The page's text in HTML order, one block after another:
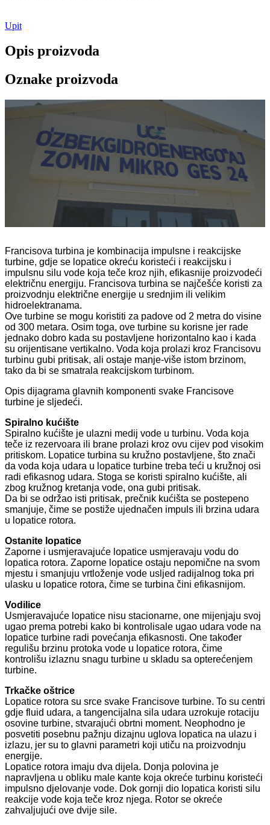
Upit
Opis proizvoda
Oznake proizvoda
Francisova turbina je kombinacija impulsne i reakcijske
turbine, gdje se lopatice okreću koristeći i reakcijsku i
impulsnu silu vode koja teče kroz njih, efikasnije proizvodeći
električnu energiju. Francisova turbina se najčešće koristi za
proizvodnju električne energije u srednjim ili velikim
hidroelektranama.
Ove turbine se mogu koristiti za padove od 2 metra do visine
od 300 metara. Osim toga, ove turbine su korisne jer rade
jednako dobro kada su postavljene horizontalno kao i kada
su orijentisane vertikalno. Voda koja prolazi kroz Francisovu
turbinu gubi pritisak, ali ostaje manje-više istom brzinom,
tako da bi se smatrala reakcijskom turbinom.
Opis dijagrama glavnih komponenti svake Francisove
turbine je sljedeći.
Spiralno kućište
Spiralno kućište je ulazni medij vode u turbinu. Voda koja
teče iz rezervoara ili brane prolazi kroz ovu cijev pod visokim
pritiskom. Lopatice turbina su kružno postavljene, što znači
da voda koja udara u lopatice turbine treba teći u kružnoj osi
radi efikasnog udara. Stoga se koristi spiralno kućište, ali
zbog kružnog kretanja vode, ona gubi pritisak.
Da bi se održao isti pritisak, prečnik kućišta se postepeno
smanjuje, čime se postiže ujednačen impuls ili brzina udara
u lopatice rotora.
Ostanite lopatice
Zaporne i usmjeravajuće lopatice usmjeravaju vodu do
lopatica rotora. Zaporne lopatice ostaju nepomične na svom
mjestu i smanjuju vrtloženje vode usljed radijalnog toka pri
ulasku u lopatice rotora, čime se turbina čini efikasnijom.
Vodilice
Usmjeravajuće lopatice nisu stacionarne, one mijenjaju svoj
ugao prema potrebi kako bi kontrolisale ugao udara vode na
lopatice turbine radi povećanja efikasnosti. One također
regulišu brzinu protoka vode u lopatice rotora, čime
kontrolišu izlaznu snagu turbine u skladu sa opterećenjem
turbine.
Trkačke oštrice
Lopatice rotora su srce svake Francisove turbine. To su centri
gdje fluid udara, a tangencijalna sila udara uzrokuje rotaciju
osovine turbine, stvarajući obrtni moment. Neophodno je
posvetiti posebnu pažnju dizajnu uglova lopatica na ulazu i
izlazu, jer su to glavni parametri koji utiču na proizvodnju
energije.
Lopatice rotora imaju dva dijela. Donja polovina je
napravljena u obliku male kante koja okreće turbinu koristeći
impulsno djelovanje vode. Dok gornji dio lopatica koristi silu
reakcije vode koja teče kroz njega. Rotor se okreće
zahvaljujući ove dvije sile.